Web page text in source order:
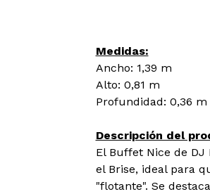
Medidas:
Ancho: 1,39 m
Alto: 0,81 m
Profundidad: 0,36 m
Descripción del
El Buffet Nice de
el Brise, ideal para
"flotante". Se